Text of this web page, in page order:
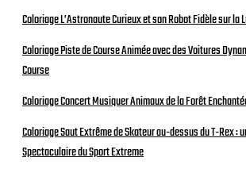
Coloriage L’Astronaute Curieux et son Robot Fidèle sur la
Coloriage Piste de Course Animée avec des Voitures
Course
Coloriage Concert Musiquer Animaux de la Forêt
Coloriage Saut Extrême de Skateur au-dessus du T-Rex :
Spectaculaire du Sport Extreme